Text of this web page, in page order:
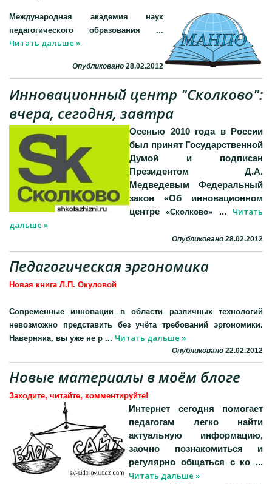
Международная академия наук
педагогического образования
...
Читать дальше »
Опубликовано 28.02.2012
Инновационный центр "Сколково":
вчера, сегодня, завтра
Осенью 2010 года в России
был принят Государственной
Думой и подписан
Президентом Д.А.
Медведевым Федеральный
закон «Об инновационном
центре«Сколково» ... Читать
дальше »
Опубликовано 28.02.2012
Педагогическая эргономика
Новая книга Л.П. Окуловой
Современные инновации в области различных технологий
невозможно представить без учёта требований эргономики.
Наверняка, вы уже не р ... Читать дальше »
Опубликовано 22.02.2012
Новые материалы в моём блоге
Заходите, читайте, комментируйте!
Интернет сегодня помогает
педагогам легко найти
актуальную информацию,
заочно познакомиться и
регулярно общаться с ко ...
Читать дальше »